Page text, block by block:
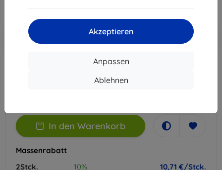
Akzeptieren
Anpassen
Ablehnen
-10%
Rabatt mit Gutschein
EXTRA10
Warenkorb
In den Warenkorb
Massenrabatt
2Stck.
10% 10,71 €/Stck.